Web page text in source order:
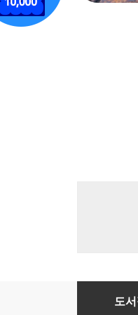
나의 하루
도